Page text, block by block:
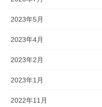
2023年5月
2023年4月
2023年2月
2023年1月
2022年11月